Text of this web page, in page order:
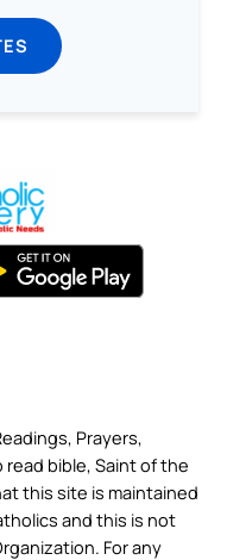
Prayers,
read bible, Saint of the
this site is maintained
and this is not
For any